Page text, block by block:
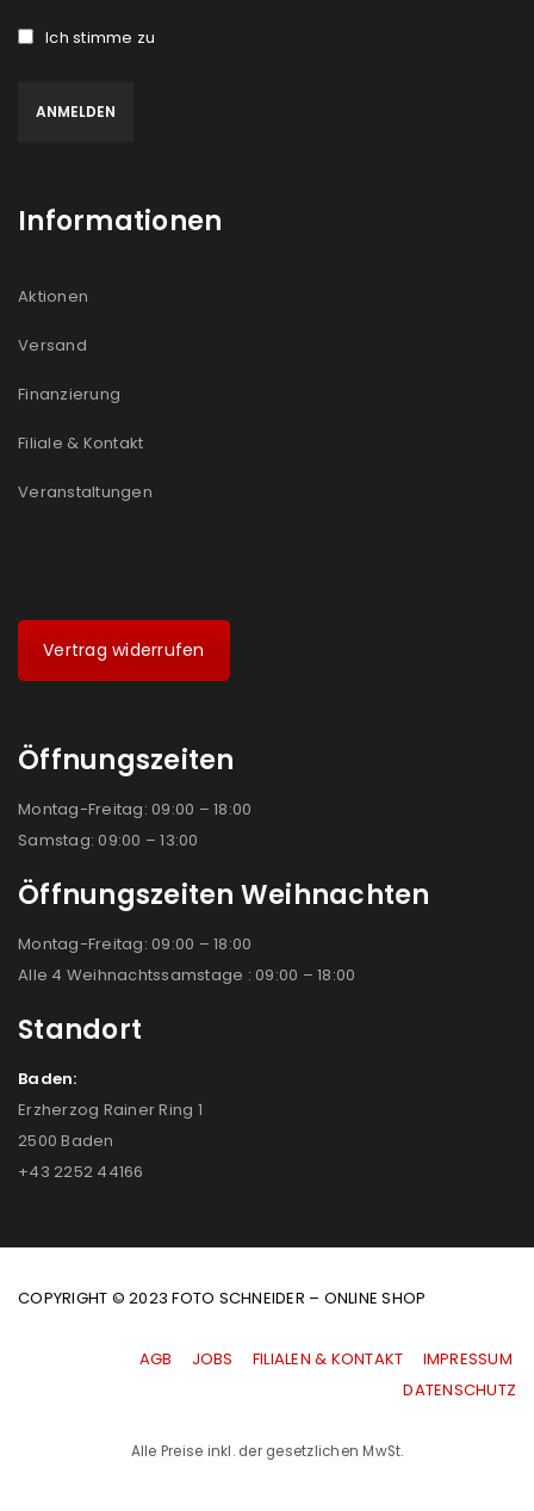
Ich stimme zu
Informationen
Aktionen
Versand
Finanzierung
Filiale & Kontakt
Veranstaltungen
Vertrag widerrufen
Öffnungszeiten
Montag-Freitag: 09:00 – 18:00
Samstag: 09:00 – 13:00
Öffnungszeiten Weihnachten
Montag-Freitag: 09:00 – 18:00
Alle 4 Weihnachtssamstage : 09:00 – 18:00
Standort
Baden:
Erzherzog Rainer Ring 1
2500 Baden
+43 2252 44166
COPYRIGHT © 2023 FOTO SCHNEIDER – ONLINE SHOP
AGB JOBS FILIALEN & KONTAKT
IMPRESSUM
|DATENSCHUTZ
Alle Preise inkl. der gesetzlichen MwSt.